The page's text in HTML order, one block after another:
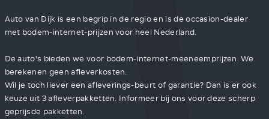
Auto van Dijk is een begrip in de regio en is de occasion-dealer
met bodem-internet-prijzen voor heel Nederland.
De auto's bieden we voor bodem-internet-meeneemprijzen. We
berekenen geen afleverkosten.
Wil je toch liever een afleverings-beurt of garantie? Dan is er ook
keuze uit 3 afleverpakketten. Informeer bij ons voor deze scherp
geprijsde pakketten.